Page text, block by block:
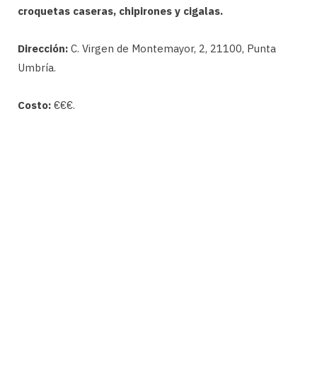
croquetas caseras, chipirones y cigalas.
Dirección: C. Virgen de Montemayor, 2, 21100, Punta
Umbría.
Costo: €€€.